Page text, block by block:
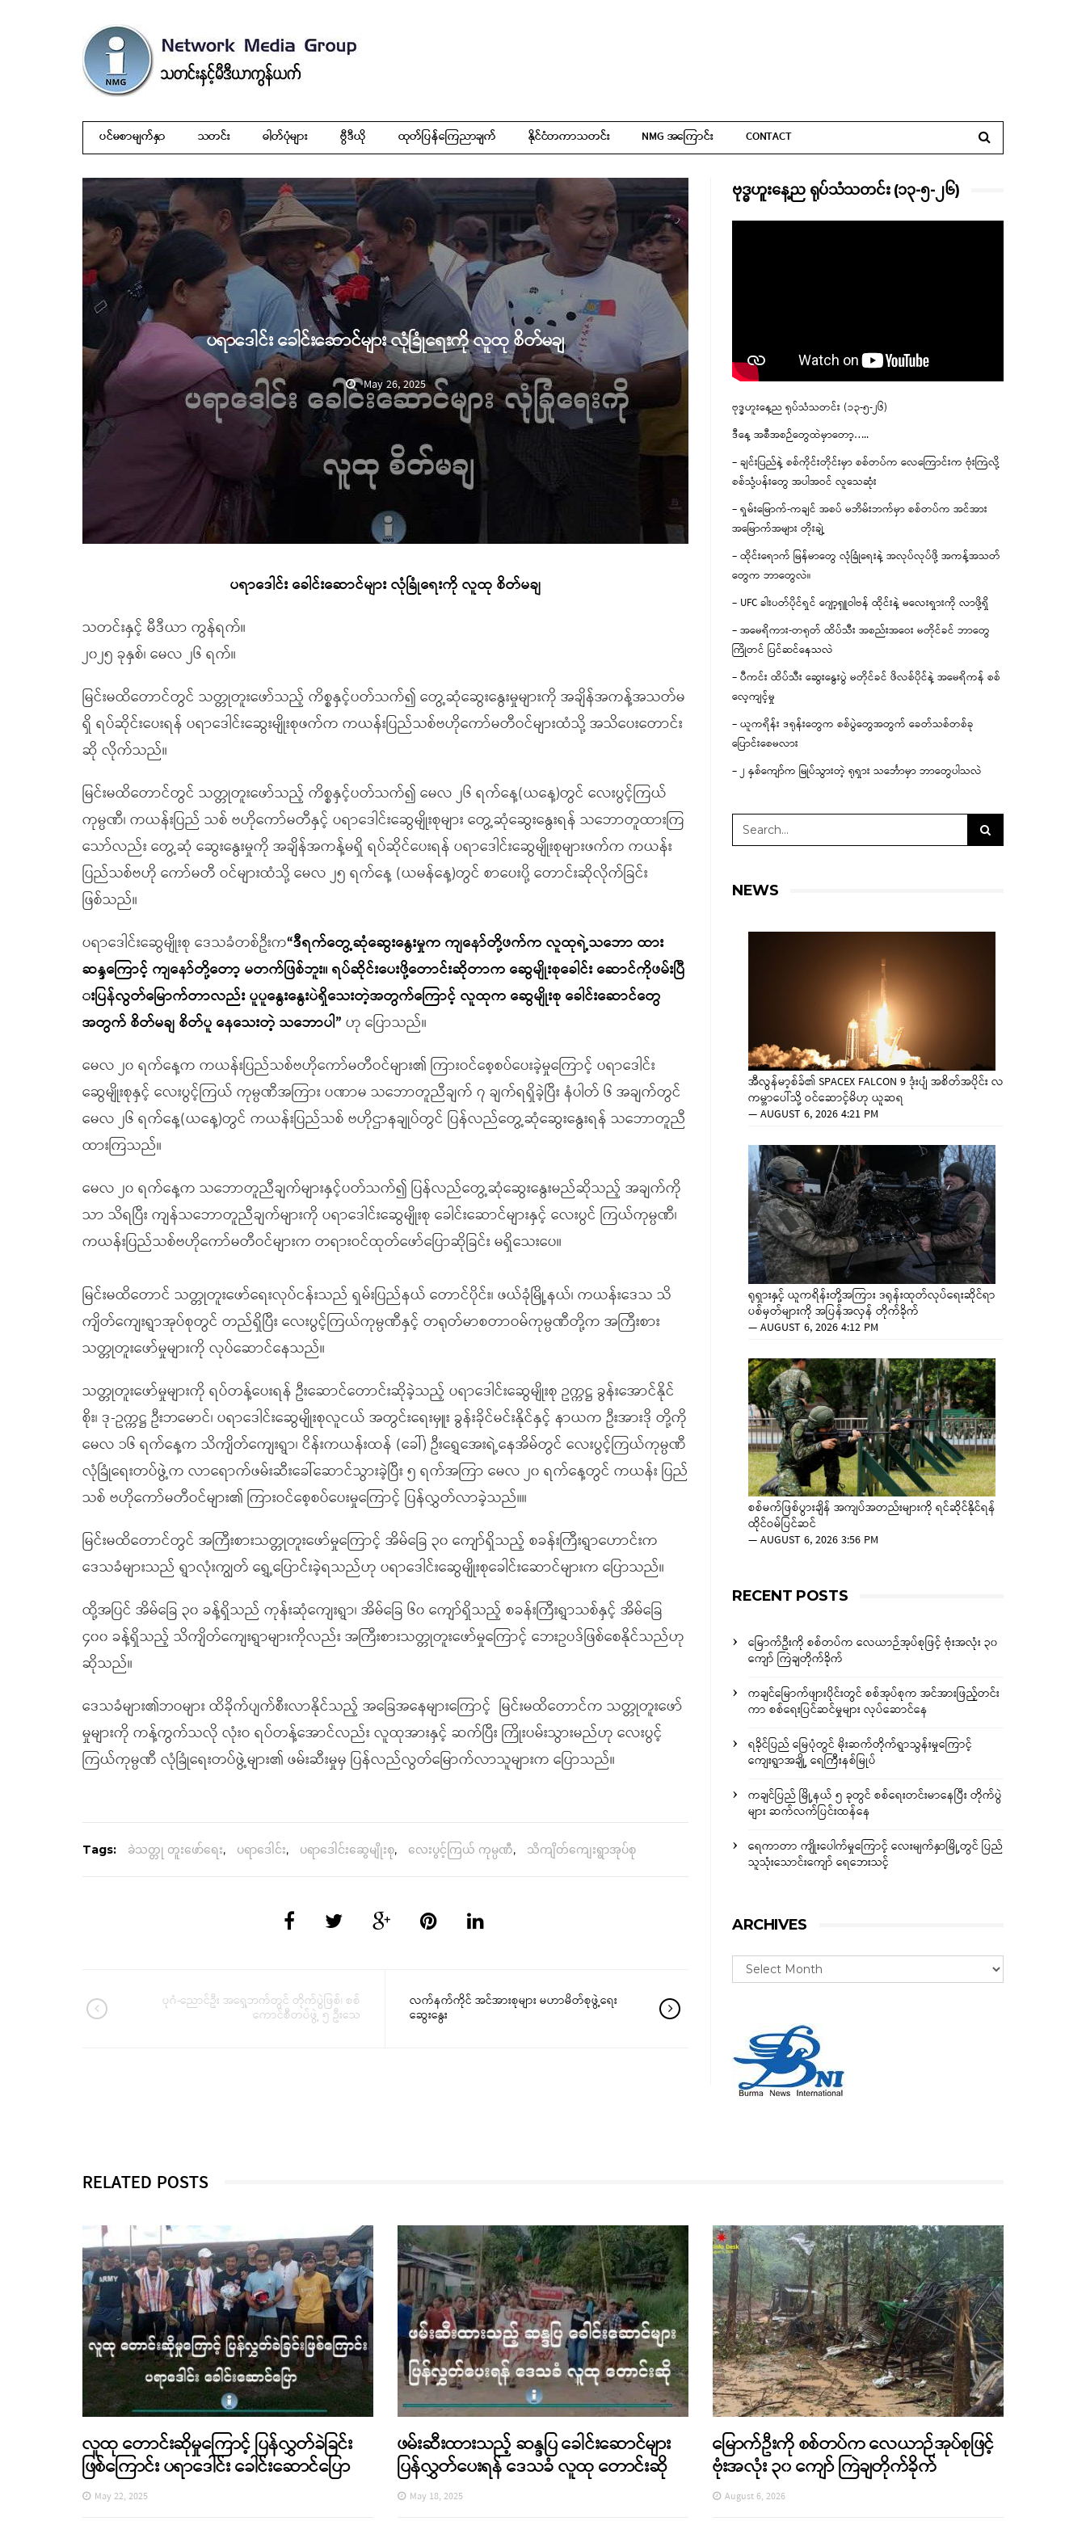
ပင်မစာမျက်နှာ သတင်း ဓါတ်ပုံများ ဗွီဒီယို ထုတ်ပြန်ကြေညာချက် နိုင်ငံတကာသတင်း NMG အကြောင်း CONTACT
ပရာဒေါင်း ခေါင်းဆောင်များ လုံခြုံရေးကို လူထု စိတ်မချ
May 26, 2025
ပရာဒေါင်း ခေါင်းဆောင်များ လုံခြုံရေးကို လူထု စိတ်မချ
သတင်းနှင့် မီဒီယာ ကွန်ရက်။
၂၀၂၅ ခုနှစ်၊ မေလ ၂၆ ရက်။
မြင်းမထိတောင်တွင် သတ္တုတူးဖော်သည့် ကိစ္စနှင့်ပတ်သက်၍ တွေ့ဆုံဆွေးနွေးမှုများကို အချိန်အကန့်အသတ်မ
ရှိ ရပ်ဆိုင်းပေးရန် ပရာဒေါင်းဆွေးမျိုးစုဖက်က ကယန်းပြည်သစ်ဗဟိုကော်မတီဝင်များထံသို့ အသိပေးတောင်း
ဆို လိုက်သည်။
မြင်းမထိတောင်တွင် သတ္တုတူးဖော်သည့် ကိစ္စနှင့်ပတ်သက်၍ မေလ ၂၆ ရက်နေ့(ယနေ့)တွင် လေးပွင့်ကြယ်
ကုမ္ပဏီ၊ ကယန်းပြည် သစ် ဗဟိုကော်မတီနှင့် ပရာဒေါင်းဆွေမျိုးစုများ တွေ့ဆုံဆွေးနွေးရန် သဘောတူထားကြ
သော်လည်း တွေ့ဆုံ ဆွေးနွေးမှုကို အချိန်အကန့်မရှိ ရပ်ဆိုင်ပေးရန် ပရာဒေါင်းဆွေမျိုးစုများဖက်က ကယန်း
ပြည်သစ်ဗဟို ကော်မတီ ဝင်များထံသို့ မေလ ၂၅ ရက်နေ့ (ယမန်နေ့)တွင် စာပေးပို့ တောင်းဆိုလိုက်ခြင်း
ဖြစ်သည်။
ပရာဒေါင်းဆွေမျိုးစု ဒေသခံတစ်ဦးက“ဒီရက်တွေ့ဆုံဆွေးနွေးမှုက ကျနော်တို့ဖက်က လူထုရဲ့သဘော ထား
ဆန္ဒကြောင့် ကျနော်တို့တော့ မတက်ဖြစ်ဘူး။ ရပ်ဆိုင်းပေးဖို့တောင်းဆိုတာက ဆွေမျိုးစုခေါင်း ဆောင်ကိုဖမ်းပြီ
းပြန်လွတ်မြောက်တာလည်း ပူပူနွေးနွေးပဲရှိသေးတဲ့အတွက်ကြောင့် လူထုက ဆွေမျိုးစု ခေါင်းဆောင်တွေ
အတွက် စိတ်မချ စိတ်ပူ နေသေးတဲ့ သဘောပါ” ဟု ပြောသည်။
မေလ ၂၀ ရက်နေ့က ကယန်းပြည်သစ်ဗဟိုကော်မတီဝင်များ၏ ကြားဝင်စေ့စပ်ပေးခဲ့မှုကြောင့် ပရာဒေါင်း
ဆွေမျိုးစုနှင့် လေးပွင့်ကြယ် ကုမ္ပဏီအကြား ပဏာမ သဘောတူညီချက် ၇ ချက်ရရှိခဲ့ပြီး နံပါတ် ၆ အချက်တွင်
မေလ ၂၆ ရက်နေ့(ယနေ့)တွင် ကယန်းပြည်သစ် ဗဟိုဌာနချုပ်တွင် ပြန်လည်တွေ့ဆုံဆွေးနွေးရန် သဘောတူညီ
ထားကြသည်။
မေလ ၂၀ ရက်နေ့က သဘောတူညီချက်များနှင့်ပတ်သက်၍ ပြန်လည်တွေ့ဆုံဆွေးနွေးမည်ဆိုသည့် အချက်ကို
သာ သိရပြီး ကျန်သဘောတူညီချက်များကို ပရာဒေါင်းဆွေမျိုးစု ခေါင်းဆောင်များနှင့် လေးပွင် ကြယ်ကုမ္ပဏီ၊
ကယန်းပြည်သစ်ဗဟိုကော်မတီဝင်များက တရားဝင်ထုတ်ဖော်ပြောဆိုခြင်း မရှိသေးပေ။
မြင်းမထိတောင် သတ္တုတူးဖော်ရေးလုပ်ငန်းသည် ရှမ်းပြည်နယ် တောင်ပိုင်း၊ ဖယ်ခုံမြို့နယ်၊ ကယန်းဒေသ သိ
ကျိတ်ကျေးရွာအုပ်စုတွင် တည်ရှိပြီး လေးပွင့်ကြယ်ကုမ္ပဏီနှင့် တရုတ်မာစတာဝမ်ကုမ္ပဏီတို့က အကြီးစား
သတ္တုတူးဖော်မှုများကို လုပ်ဆောင်နေသည်။
သတ္တုတူးဖော်မှုများကို ရပ်တန့်ပေးရန် ဦးဆောင်တောင်းဆိုခဲ့သည့် ပရာဒေါင်းဆွေမျိုးစု ဥက္ကဋ္ဌ ခွန်းအောင်နိုင်
စိုး၊ ဒု-ဥက္ကဋ္ဌ ဦးဘမောင်၊ ပရာဒေါင်းဆွေမျိုးစုလူငယ် အတွင်းရေးမှူး ခွန်းခိုင်မင်းနိုင်နှင့် နာယက ဦးအားဒို တို့ကို
မေလ ၁၆ ရက်နေ့က သိကျိတ်ကျေးရွာ၊ ငိန်းကယန်းထန် (ခေါ်) ဦးရွှေအေးရဲ့နေအိမ်တွင် လေးပွင့်ကြယ်ကုမ္ပဏီ
လုံခြုံရေးတပ်ဖွဲ့က လာရောက်ဖမ်းဆီးခေါ်ဆောင်သွားခဲ့ပြီး ၅ ရက်အကြာ မေလ ၂၀ ရက်နေ့တွင် ကယန်း ပြည်
သစ် ဗဟိုကော်မတီဝင်များ၏ ကြားဝင်စေ့စပ်ပေးမှုကြောင့် ပြန်လွှတ်လာခဲ့သည်။။
မြင်းမထိတောင်တွင် အကြီးစားသတ္တုတူးဖော်မှုကြောင့် အိမ်ခြေ ၃၀ ကျော်ရှိသည့် စခန်းကြီးရွာဟောင်းက
ဒေသခံများသည် ရွာလုံးကျွတ် ရွှေ့ပြောင်းခဲ့ရသည်ဟု ပရာဒေါင်းဆွေမျိုးစုခေါင်းဆောင်များက ပြောသည်။
ထို့အပြင် အိမ်ခြေ ၃၀ ခန့်ရှိသည် ကုန်းဆုံကျေးရွာ၊ အိမ်ခြေ ၆၀ ကျော်ရှိသည့် စခန်းကြီးရွာသစ်နှင့် အိမ်ခြေ
၄၀၀ ခန့်ရှိသည့် သိကျိတ်ကျေးရွာများကိုလည်း အကြီးစားသတ္တုတူးဖော်မှုကြောင့် ဘေးဥပဒ်ဖြစ်စေနိုင်သည်ဟု
ဆိုသည်။
ဒေသခံများ၏ဘဝများ ထိခိုက်ပျက်စီးလာနိုင်သည့် အခြေအနေများကြောင့် မြင်းမထိတောင်က သတ္တုတူးဖော်
မှုများကို ကန့်ကွက်သလို လုံးဝ ရပ်တန့်အောင်လည်း လူထုအားနှင့် ဆက်ပြီး ကြိုးပမ်းသွားမည်ဟု လေးပွင့်
ကြယ်ကုမ္ပဏီ လုံခြုံရေးတပ်ဖွဲ့များ၏ ဖမ်းဆီးမှုမှ ပြန်လည်လွတ်မြောက်လာသူများက ပြောသည်။
Tags: ခဲသတ္တု တူးဖော်ရေး, ပရာဒေါင်း, ပရာဒေါင်းဆွေမျိုးစု, လေးပွင့်ကြယ် ကုမ္ပဏီ, သိကျိတ်ကျေးရွာအုပ်စု
ပုဂံ-ညောင်ဦး အရှေ့ဘက်တွင် တိုက်ပွဲဖြစ်၊ စစ်
ကောင်စီတပ်ဖွဲ့ ၅ ဦးသေ
လက်နက်ကိုင် အင်အားစုများ မဟာမိတ်စုဖွဲ့ရေး
ဆွေးနွေး
ဗုဒ္ဓဟူးနေ့ည ရုပ်သံသတင်း (၁၃-၅-၂၆)
ဗုဒ္ဓဟူးနေ့ည ရုပ်သံသတင်း (၁၃-၅-၂၆)
ဒီနေ့ အစီအစဉ်တွေထဲမှာတော့…..
– ချင်းပြည်နဲ့ စစ်ကိုင်းတိုင်းမှာ စစ်တပ်က လေကြောင်းက ဗုံးကြဲလို့
စစ်သုံ့ပန်းတွေ အပါအဝင် လူသေဆုံး
– ရှမ်းမြောက်-ကချင် အစပ် မဘိမ်းဘက်မှာ စစ်တပ်က အင်အား
အမြောက်အများ တိုးချဲ့
– ထိုင်းရောက် မြန်မာတွေ လုံခြုံရေးနဲ့ အလုပ်လုပ်ဖို့ အကန့်အသတ်
တွေက ဘာတွေလဲ။
– UFC ခါးပတ်ပိုင်ရှင် ဂျော့ရှူဝါဗန် ထိုင်းနဲ့ မလေးရှားကို လာဖို့ရှိ
– အမေရိကား-တရုတ် ထိပ်သီး အစည်းအဝေး မတိုင်ခင် ဘာတွေ
ကြိုတင် ပြင်ဆင်နေသလဲ
– ပီကင်း ထိပ်သီး ဆွေးနွေးပွဲ မတိုင်ခင် ဖိလစ်ပိုင်နဲ့ အမေရိကန် စစ်
လေ့ကျင့်မှု
– ယူကရိန်း ဒရုန်းတွေက စစ်ပွဲတွေအတွက် ခေတ်သစ်တစ်ခု
ပြောင်းစေမလား
– ၂ နှစ်ကျော်က မြုပ်သွားတဲ့ ရုရှား သင်္ဘောမှာ ဘာတွေပါသလဲ
NEWS
အီလွန်မာ့စ်ခ်၏ SPACEX FALCON 9 ဒုံးပျံ အစိတ်အပိုင်း လ
ကမ္ဘာပေါ်သို့ ဝင်ဆောင့်မိဟု ယူဆရ
—AUGUST 6, 2026 4:21 PM
ရုရှားနှင့် ယူကရိန်းတို့အကြား ဒရုန်းထုတ်လုပ်ရေးဆိုင်ရာ
ပစ်မှတ်များကို အပြန်အလှန် တိုက်ခိုက်
—AUGUST 6, 2026 4:12 PM
စစ်မက်ဖြစ်ပွားချိန် အကျပ်အတည်းများကို ရင်ဆိုင်နိုင်ရန်
ထိုင်ဝမ်ပြင်ဆင်
—AUGUST 6, 2026 3:56 PM
RECENT POSTS
မြောက်ဦးကို စစ်တပ်က လေယာဉ်အုပ်စုဖြင့် ဗုံးအလုံး ၃၀
ကျော် ကြဲချတိုက်ခိုက်
ကချင်မြောက်ဖျားပိုင်းတွင် စစ်အုပ်စုက အင်အားဖြည့်တင်း
ကာ စစ်ရေးပြင်ဆင်မှုများ လုပ်ဆောင်နေ
ရခိုင်ပြည် မြေပုံတွင် မိုးဆက်တိုက်ရွာသွန်းမှုကြောင့်
ကျေးရွာအချို့ ရေကြီးနစ်မြုပ်
ကချင်ပြည် မြို့နယ် ၅ ခုတွင် စစ်ရေးတင်းမာနေပြီး တိုက်ပွဲ
များ ဆက်လက်ပြင်းထန်နေ
ရေကာတာ ကျိုးပေါက်မှုကြောင့် လေးမျက်နှာမြို့တွင် ပြည်
သူသုံးသောင်းကျော် ရေဘေးသင့်
ARCHIVES
RELATED POSTS
လူထု တောင်းဆိုမှုကြောင့် ပြန်လွှတ်ခဲခြင်း
ဖြစ်ကြောင်း ပရာဒေါင်း ခေါင်းဆောင်ပြော
May 22, 2025
ဖမ်းဆီးထားသည့် ဆန္ဒပြ ခေါင်းဆောင်များ
ပြန်လွှတ်ပေးရန် ဒေသခံ လူထု တောင်းဆို
May 18, 2025
မြောက်ဦးကို စစ်တပ်က လေယာဉ်အုပ်စုဖြင့်
ဗုံးအလုံး ၃၀ ကျော် ကြဲချတိုက်ခိုက်
August 6, 2026